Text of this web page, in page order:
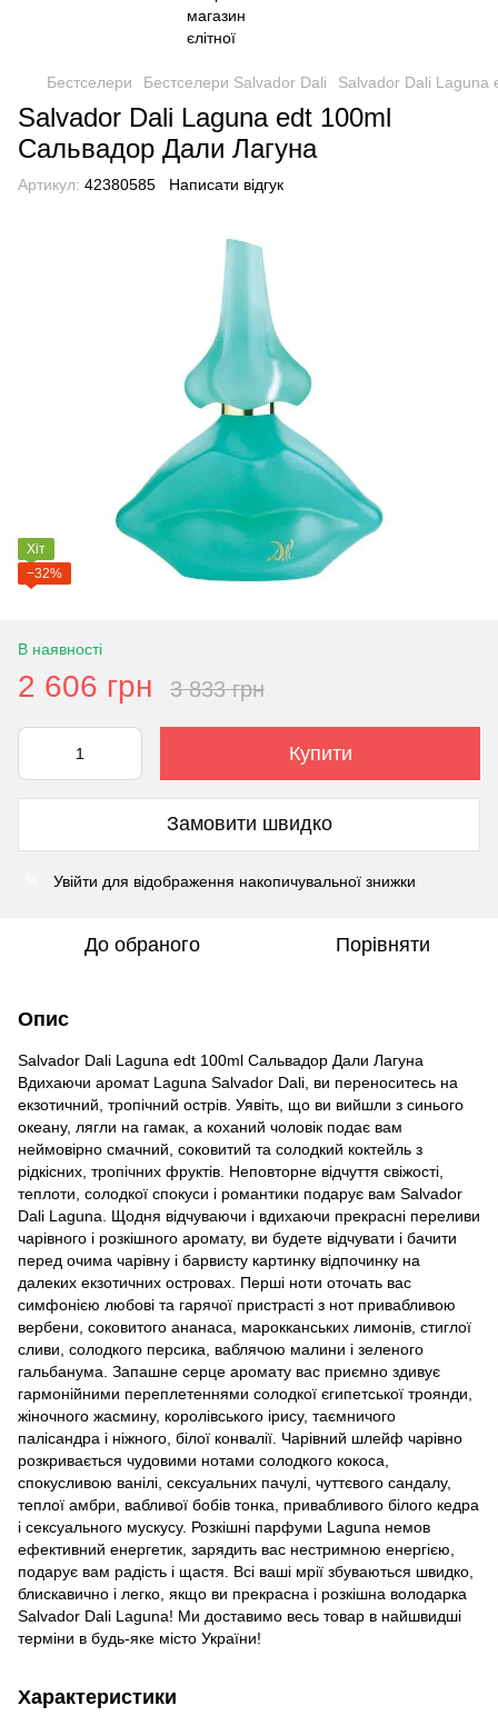
Бестселери Бестселери Salvador Dali Salvador Dali Laguna
Salvador Dali Laguna edt 100ml
Сальвадор Дали Лагуна
Артикул: 42380585 Написати відгук
Хіт
−32%
В наявності
2 606 грн 3 833 грн
Купити
Замовити швидко
Увійти для відображення накопичувальної знижки
До обраного Порівняти
Опис
Salvador Dali Laguna edt 100ml Сальвадор Дали Лагуна
Вдихаючи аромат Lagunа Sаlvаdоr Dаli, ви переноситесь на
екзотичний, тропічний острів. Уявіть, що ви вийшли з синього
океану, лягли на гамак, а коханий чоловік подає вам
неймовірно смачний, соковитий та солодкий коктейль з
рідкісних, тропічних фруктів. Неповторне відчуття свіжості,
теплоти, солодкої спокуси і романтики подарує вам Salvadоr
Dаli Lagunа. Щодня відчуваючи і вдихаючи прекрасні переливи
чарівного і розкішного аромату, ви будете відчувати і бачити
перед очима чарівну і барвисту картинку відпочинку на
далеких екзотичних островах. Перші ноти оточать вас
симфонією любові та гарячої пристрасті з нот привабливою
вербени, соковитого ананаса, марокканських лимонів, стиглої
сливи, солодкого персика, ваблячою малини і зеленого
гальбанума. Запашне серце аромату вас приємно здивує
гармонійними переплетеннями солодкої єгипетської троянди,
жіночного жасмину, королівського ірису, таємничого
палісандра і ніжного, білої конвалії. Чарівний шлейф чарівно
розкривається чудовими нотами солодкого кокоса,
спокусливою ванілі, сексуальних пачулі, чуттєвого сандалу,
теплої амбри, вабливої бобів тонка, привабливого білого кедра
і сексуального мускусу. Розкішні парфуми Lagunа немов
ефективний енергетик, зарядить вас нестримною енергією,
подарує вам радість і щастя. Всі ваші мрії збуваються швидко,
блискавично і легко, якщо ви прекрасна і розкішна володарка
Salvadоr Dаli Lagunа! Ми доставимо весь товар в найшвидші
терміни в будь-яке місто України!
Характеристики